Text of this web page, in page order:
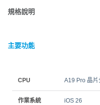
規格說明
主要功能
CPU A19 Pro 晶
作業系統 iOS 26